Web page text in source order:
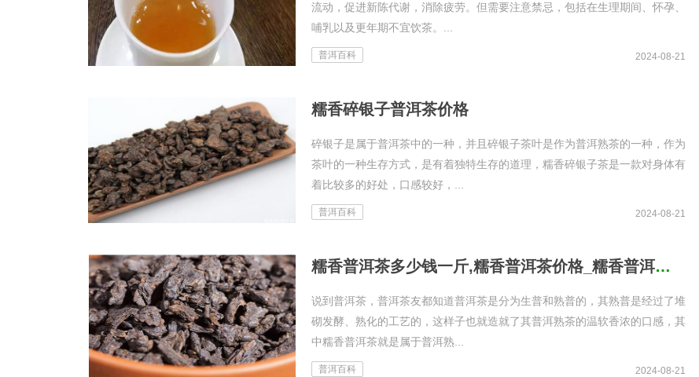
流动，促进新陈代谢，消除疲劳。但需要注意禁忌，包括在生理期间、怀孕、
哺乳以及更年期不宜饮茶。...
普洱百科 2024-08-21
糯香碎银子普洱茶价格
碎银子是属于普洱茶中的一种，并且碎银子茶叶是作为普洱熟茶的一种，作为
茶叶的一种生存方式，是有着独特生存的道理，糯香碎银子茶是一款对身体有
着比较多的好处，口感较好，...
普洱百科 2024-08-21
糯香普洱茶多少钱一斤,糯香普洱茶价格_糯香普洱茶多少钱一斤,糯香普
说到普洱茶，普洱茶友都知道普洱茶是分为生普和熟普的，其熟普是经过了堆
砌发酵、熟化的工艺的，这样子也就造就了其普洱熟茶的温软香浓的口感，其
中糯香普洱茶就是属于普洱熟...
普洱百科 2024-08-21